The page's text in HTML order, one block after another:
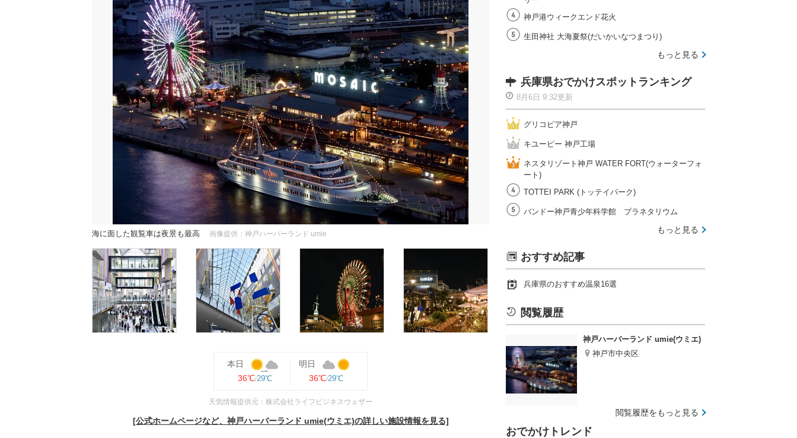
海に面した観覧車は夜景も最高 画像提供：神戸ハーバーランド umie
本日
36℃ 29℃
明日
36℃ 29℃
天気情報提供元：株式会社ライフビジネスウェザー
[公式ホームページなど、神戸ハーバーランド umie(ウミエ)の詳しい施設情報を見る]
神戸港ウィークエンド花火
生田神社 大海夏祭(だいかいなつまつり)
もっと見る
兵庫県おでかけスポットランキング
8月6日 9:32更新
グリコピア神戸
キユーピー 神戸工場
ネスタリゾート神戸 WATER FORT(ウォーターフォ
ート)
TOTTEI PARK (トッテイパーク)
バンドー神戸青少年科学館 プラネタリウム
もっと見る
おすすめ記事
兵庫県のおすすめ温泉16選
閲覧履歴
神戸ハーバーランド umie(ウミエ)
神戸市中央区
閲覧履歴をもっと見る
おでかけトレンド